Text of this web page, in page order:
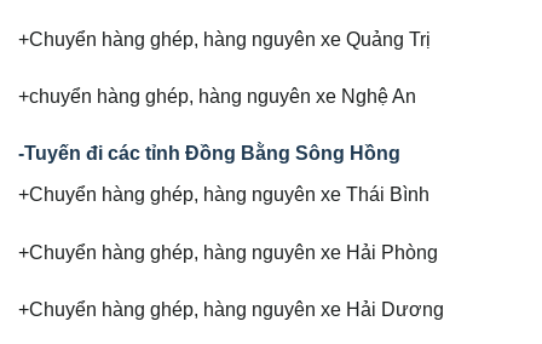
+Chuyển hàng ghép, hàng nguyên xe Quảng Trị
+chuyển hàng ghép, hàng nguyên xe Nghệ An
-Tuyến đi các tỉnh Đồng Bằng Sông Hồng
+Chuyển hàng ghép, hàng nguyên xe Thái Bình
+Chuyển hàng ghép, hàng nguyên xe Hải Phòng
+Chuyển hàng ghép, hàng nguyên xe Hải Dương